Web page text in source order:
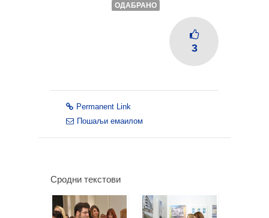
ОДАБРАНО
3
Permanent Link
Пошаљи емаилом
Сродни текстови